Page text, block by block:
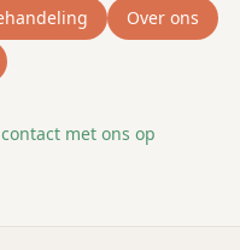
Over ons
met ons op